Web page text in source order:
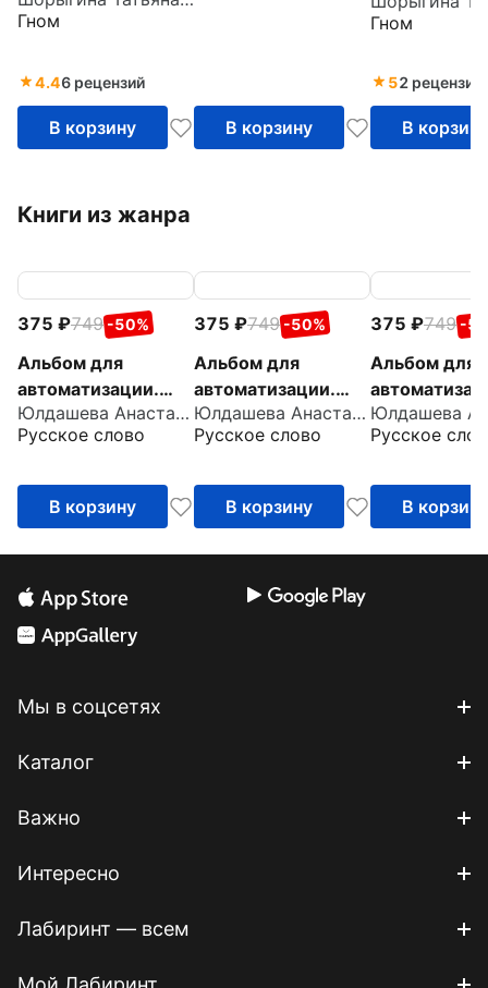
гувернеров и
Гном
4.46 рецензий
В корзину В корзину
гувернеров и
Гном
52 рецензии
В корзину
Книги из жанра
375 749 -50%
Альбом для
автоматизации.
Звук Ш
Юлдашева Анастасия Павловна
Русское слово
В корзину
375 749 -50%
Альбом для
автоматизации.
Звук С
Юлдашева Анастасия Павловна
Русское слово
В корзину
375 749 -
Альбом для
Звук Р
Русское
В корзину
Мы в соцсетях
Каталог
Важно
Интересно
Лабиринт — всем